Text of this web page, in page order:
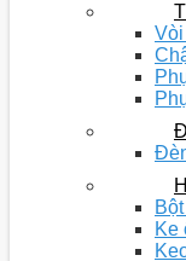
Ke